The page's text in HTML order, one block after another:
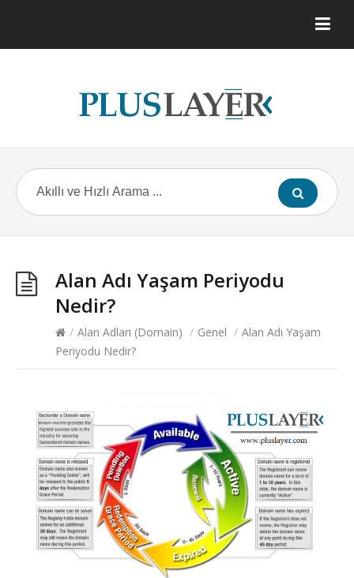
Alan Adı Yaşam Periyodu
Nedir?
/ Alan Adları (Domain) / Genel / Alan Adı Yaşam
Periyodu Nedir?